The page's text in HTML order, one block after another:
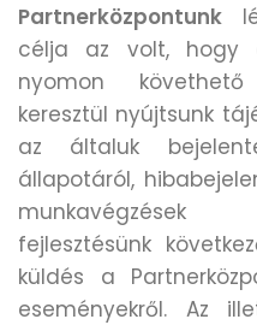
Partnerközpontunk
célja az volt, hogy
nyomon
keresztül nyújtsunk
az általuk
állapotáról,
fejlesztésünk
küldés a
eseményekről. Az